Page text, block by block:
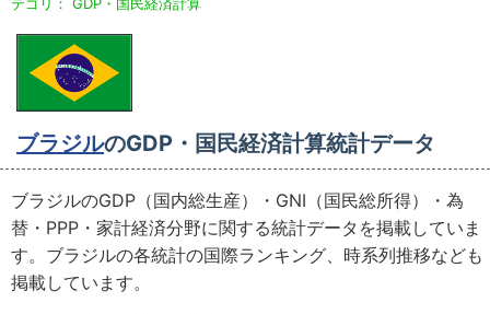
ブラジルのGDP・国民経済計算統計データ
ブラジルのGDP（国内総生産）・GNI（国民総所得）・為
替・PPP・家計経済分野に関する統計データを掲載していま
す。ブラジルの各統計の国際ランキング、時系列推移なども
掲載しています。